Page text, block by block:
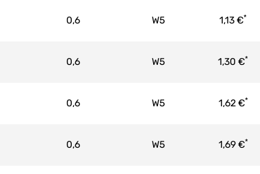
0,6 W5 1,13 €*
0,6 W5 1,30 €*
0,6 W5 1,62 €*
0,6 W5 1,69 €*